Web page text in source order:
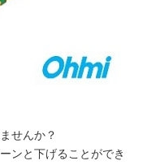
せんか？
ンと下げることができ